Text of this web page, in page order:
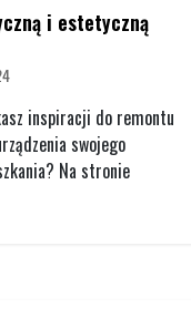
i estetyczną
inspiracji do remontu
swojego
Na stronie